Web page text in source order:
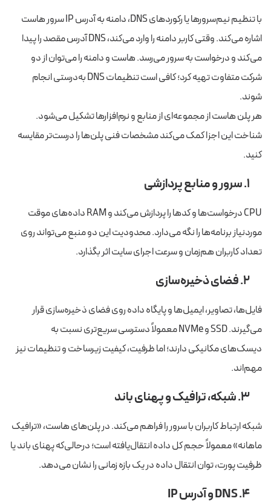
با تنظیم نیم‌سرورها یا رکوردهای DNS، دامنه به آدرس IP سرور هاست
اشاره می‌کند. وقتی کاربر دامنه را وارد می‌کند، DNS آدرس مقصد را پیدا
می‌کند و درخواست به سرور می‌رسد. هاست و دامنه را می‌توان از دو
شرکت متفاوت تهیه کرد؛ کافی است تنظیمات DNS به‌درستی انجام
شوند.
هر پلن هاست از مجموعه‌ای از منابع و نرم‌افزارها تشکیل می‌شود.
شناخت این اجزا کمک می‌کند مشخصات فنی پلن‌ها را درست‌تر مقایسه
کنید.
۱. سرور و منابع پردازشی
CPU درخواست‌ها و کدها را پردازش می‌کند و RAM داده‌های موقت
موردنیاز برنامه‌ها را نگه می‌دارد. محدودیت این دو منبع می‌تواند روی
تعداد کاربران هم‌زمان و سرعت اجرای سایت اثر بگذارد.
۲. فضای ذخیره‌سازی
فایل‌ها، تصاویر، ایمیل‌ها و پایگاه داده روی فضای ذخیره‌سازی قرار
می‌گیرند. SSD و NVMe معمولاً دسترسی سریع‌تری نسبت به
دیسک‌های مکانیکی دارند؛ اما ظرفیت، کیفیت زیرساخت و تنظیمات نیز
مهم‌اند.
۳. شبکه، ترافیک و پهنای باند
شبکه ارتباط کاربران با سرور را فراهم می‌کند. در پلن‌های هاست، «ترافیک
ماهانه» معمولاً حجم کل داده انتقال‌یافته است؛ درحالی‌که پهنای باند یا
ظرفیت پورت، توان انتقال داده در یک بازه زمانی را نشان می‌دهد.
۴. DNS و آدرس IP